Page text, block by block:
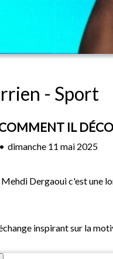
- Sport
IL
• dimanche 11 mai 2025
Mehdi Dergaoui c'est une
inspirant sur la